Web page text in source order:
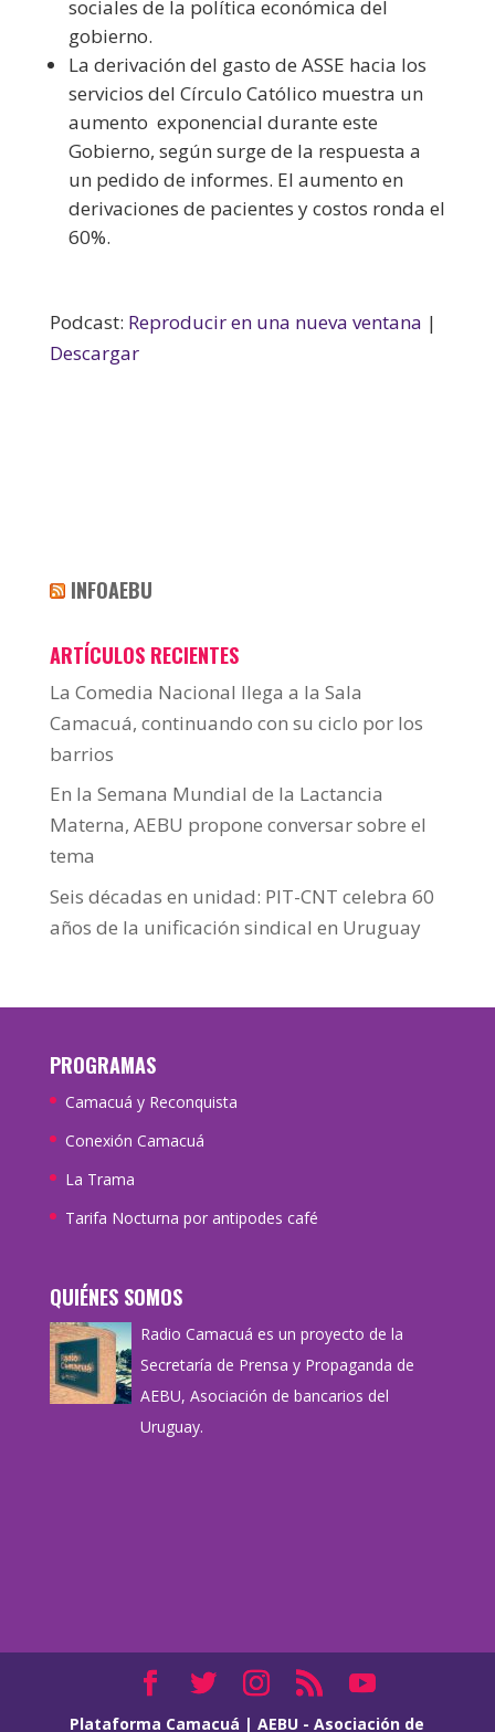
sociales de la política económica del
gobierno.
La derivación del gasto de ASSE hacia los
servicios del Círculo Católico muestra un
aumento exponencial durante este
Gobierno, según surge de la respuesta a
un pedido de informes. El aumento en
derivaciones de pacientes y costos ronda el
60%.
Podcast: Reproducir en una nueva ventana |
Descargar
INFOAEBU
ARTÍCULOS RECIENTES
La Comedia Nacional llega a la Sala
Camacuá, continuando con su ciclo por los
barrios
En la Semana Mundial de la Lactancia
Materna, AEBU propone conversar sobre el
tema
Seis décadas en unidad: PIT-CNT celebra 60
años de la unificación sindical en Uruguay
PROGRAMAS
Camacuá y Reconquista
Conexión Camacuá
La Trama
Tarifa Nocturna por antipodes café
QUIÉNES SOMOS
Radio Camacuá es un proyecto de la
Secretaría de Prensa y Propaganda de
AEBU, Asociación de bancarios del
Uruguay.
Plataforma Camacuá |AEBU - Asociación de